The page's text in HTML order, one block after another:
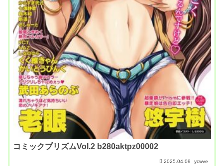
コミックプリズムVol.2 b280aktpz00002
2025.04.09 ycwve